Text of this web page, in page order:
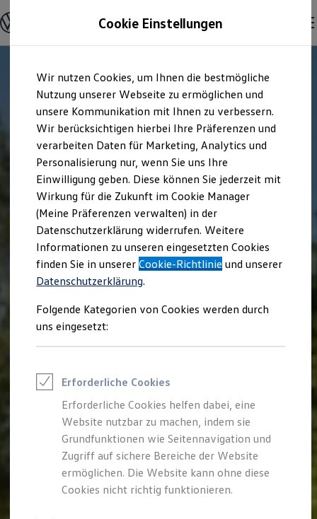
Hauptinhalt
springen
Footer
springen
Modelle & Konfigurator
Nutzfahrzeugkategorien entdecken
Modelle konfigurieren
Vorgängermodelle und Oldtimer
Vorgängermodelle
Oldtimer
Bulli Historie
Branchenlösungen & Gewerbekunden
Umbaulösungen und Hersteller finden
Auf- und Umbauten entdecken & konfigurieren
Groß- und Sonderkunden
Großkunden
Kommunen & Behörden
Journalisten
Sportvereine
Branchenlösungen
Bau & Handwerk
Gewerbliche Personenbeförderung
Service & mobile Werkstätten
Kurier, Logistik & Handel
Kühlfahrzeuge
Feuerwehr
ONE Business ID Vorteile
Fahrzeuge online kaufen
Digitaler Marktplatz
Kauf & Finanzierung
Online-Fahrzeugbewertung
Aktionen & Angebote
E-Auto-Förderung
Für Privatkunden
Für Gewerbekunden
Profi Paket
Cookie Einstellungen
Wir nutzen Cookies, um Ihnen die bestmögliche
Nutzung unserer Webseite zu ermöglichen und
unsere Kommunikation mit Ihnen zu verbessern.
Wir berücksichtigen hierbei Ihre Präferenzen und
verarbeiten Daten für Marketing, Analytics und
Personalisierung nur, wenn Sie uns Ihre
Einwilligung geben. Diese können Sie jederzeit mit
Wirkung für die Zukunft im Cookie Manager
(Meine Präferenzen verwalten) in der
Datenschutzerklärung widerrufen. Weitere
Informationen zu unseren eingesetzten Cookies
finden Sie in unsererCookie-Richtlinie und unserer
Datenschutzerklärung.
Folgende Kategorien von Cookies werden durch
uns eingesetzt:
Erforderliche Cookies
Erforderliche Cookies helfen dabei, eine
Website nutzbar zu machen, indem sie
Grundfunktionen wie Seitennavigation und
Zugriff auf sichere Bereiche der Website
ermöglichen. Die Website kann ohne diese
Cookies nicht richtig funktionieren.